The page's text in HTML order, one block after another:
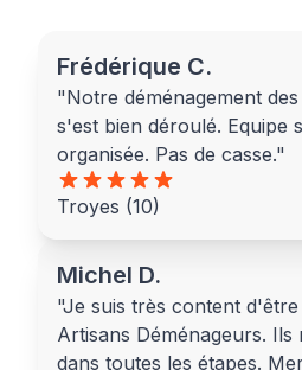
Frédérique C.
"Notre déménagement
s'est bien déroulé. Equipe
organisée. Pas de casse."
Troyes (10)
Michel D.
"Je suis très content
Artisans Déménageurs. Ils
dans toutes les étapes.